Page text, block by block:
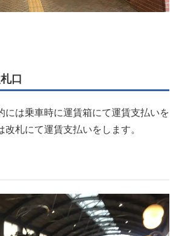
口
には乗車時に運賃箱にて運賃支払いを
改札にて運賃支払いをします。